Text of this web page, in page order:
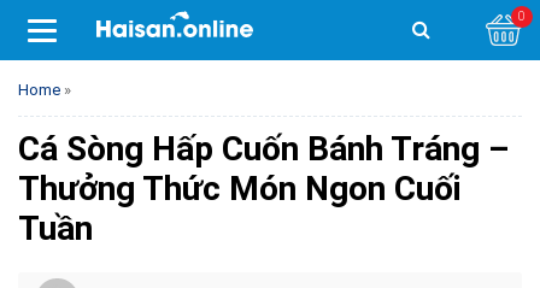
0
Home »
Cá Sòng Hấp Cuốn Bánh Tráng –
Thưởng Thức Món Ngon Cuối
Tuần